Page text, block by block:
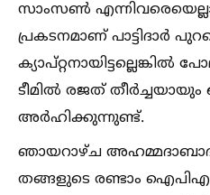
സാംസണ്‍
പ്രകടനമാണ് പാട്ടിദാർ
ക്യാപ്റ്റനായിട്ടല്ലെങ്കില്‍
ടീമില്‍ രജത്
അർഹിക്കുന്നുണ്ട്.
ഞായറാഴ്ച
തങ്ങളുടെ രണ്ടാം